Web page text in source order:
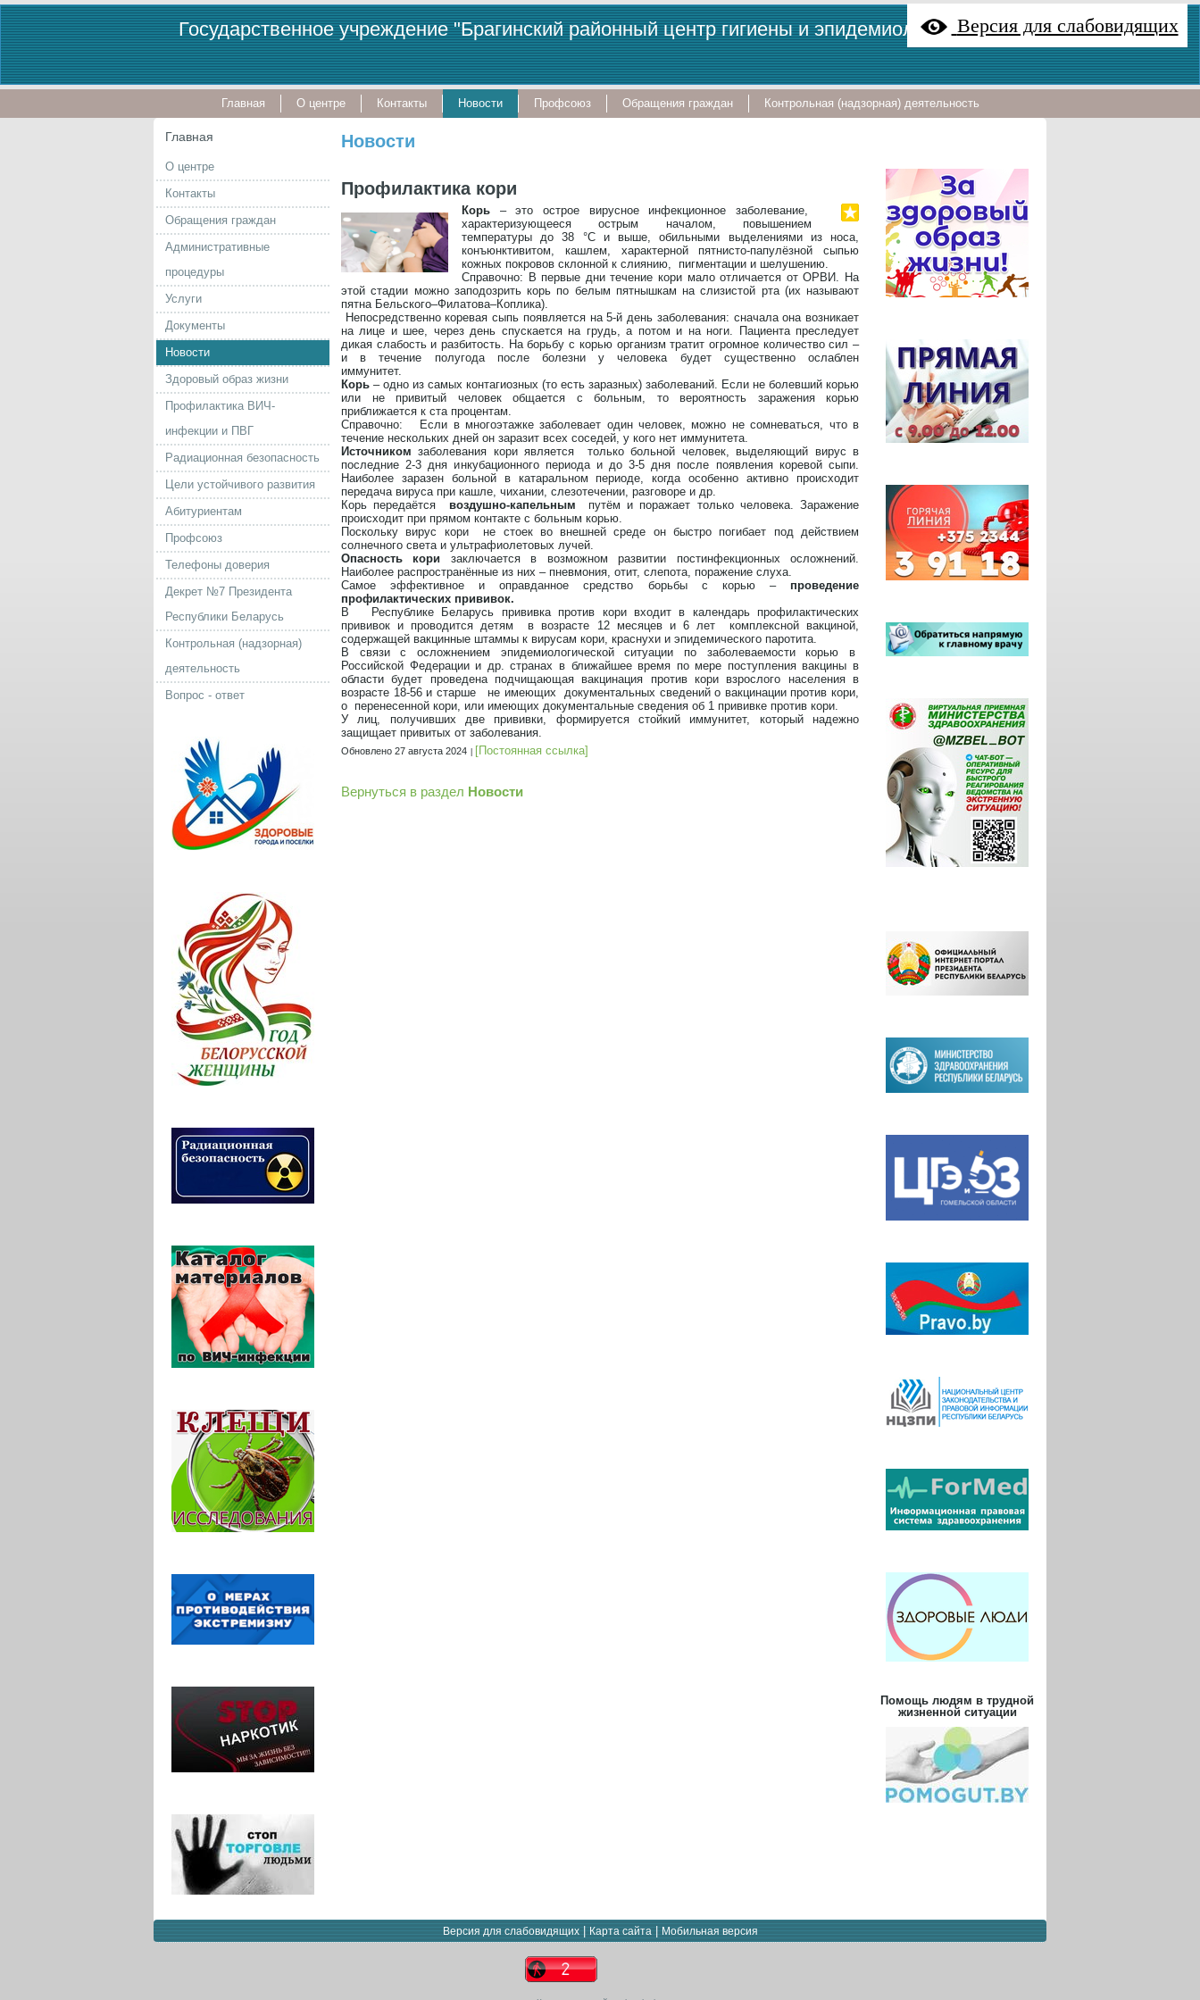
Версия для слабовидящих
Государственное учреждение "Брагинский районный центр гигиены и эпидемиологии"
Главная О центре Контакты Новости Профсоюз Обращения граждан Контрольная (надзорная) деятельность
Главная
О центре
Контакты
Обращения граждан
Административные
процедуры
Услуги
Документы
Новости
Здоровый образ жизни
Профилактика ВИЧ-
инфекции и ПВГ
Радиационная безопасность
Цели устойчивого развития
Абитуриентам
Профсоюз
Телефоны доверия
Декрет №7 Президента
Республики Беларусь
Контрольная (надзорная)
деятельность
Вопрос - ответ
Новости
Профилактика кори
Корь – это острое вирусное инфекционное заболевание,
характеризующееся острым началом, повышением
температуры до 38 °С и выше, обильными выделениями из носа,
конъюнктивитом, кашлем, характерной пятнисто-папулёзной сыпью
кожных покровов склонной к слиянию, пигментации и шелушению.
Справочно: В первые дни течение кори мало отличается от ОРВИ. На
этой стадии можно заподозрить корь по белым пятнышкам на слизистой рта (их называют
пятна Бельского–Филатова–Коплика).
Непосредственно коревая сыпь появляется на 5-й день заболевания: сначала она возникает
на лице и шее, через день спускается на грудь, а потом и на ноги. Пациента преследует
дикая слабость и разбитость. На борьбу с корью организм тратит огромное количество сил –
и в течение полугода после болезни у человека будет существенно ослаблен
иммунитет.
Корь – одно из самых контагиозных (то есть заразных) заболеваний. Если не болевший корью
или не привитый человек общается с больным, то вероятность заражения корью
приближается к ста процентам.
Справочно: Если в многоэтажке заболевает один человек, можно не сомневаться, что в
течение нескольких дней он заразит всех соседей, у кого нет иммунитета.
Источником заболевания кори является только больной человек, выделяющий вирус в
последние 2-3 дня инкубационного периода и до 3-5 дня после появления коревой сыпи.
Наиболее заразен больной в катаральном периоде, когда особенно активно происходит
передача вируса при кашле, чихании, слезотечении, разговоре и др.
Корь передаётся воздушно-капельным путём и поражает только человека. Заражение
происходит при прямом контакте с больным корью.
Поскольку вирус кори не стоек во внешней среде он быстро погибает под действием
солнечного света и ультрафиолетовых лучей.
Опасность кори заключается в возможном развитии постинфекционных осложнений.
Наиболее распространённые из них – пневмония, отит, слепота, поражение слуха.
Самое эффективное и оправданное средство борьбы с корью – проведение
профилактических прививок.
В Республике Беларусь прививка против кори входит в календарь профилактических
прививок и проводится детям в возрасте 12 месяцев и 6 лет комплексной вакциной,
содержащей вакцинные штаммы к вирусам кори, краснухи и эпидемического паротита.
В связи с осложнением эпидемиологической ситуации по заболеваемости корью в
Российской Федерации и др. странах в ближайшее время по мере поступления вакцины в
области будет проведена подчищающая вакцинация против кори взрослого населения в
возрасте 18-56 и старше не имеющих документальных сведений о вакцинации против кори,
о перенесенной кори, или имеющих документальные сведения об 1 прививке против кори.
У лиц, получивших две прививки, формируется стойкий иммунитет, который надежно
защищает привитых от заболевания.
Обновлено 27 августа 2024 [Постоянная ссылка]
Вернуться в раздел Новости
Помощь людям в трудной
жизненной ситуации
Версия для слабовидящих Карта сайта Мобильная версия